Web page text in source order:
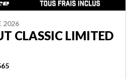
2026
CLASSIC LIMITED